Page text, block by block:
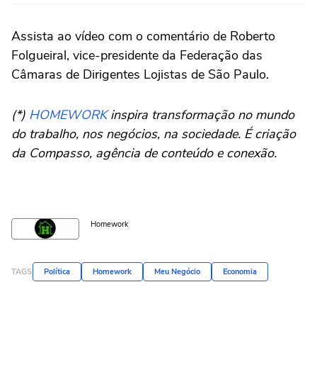
Assista ao vídeo com o comentário de Roberto
Folgueiral, vice-presidente da Federação das
Câmaras de Dirigentes Lojistas de São Paulo.
(*) HOMEWORKinspira transformação no mundo
do trabalho, nos negócios, na sociedade. É criação
da Compasso, agência de conteúdo e conexão.
Homework
TAGS Política Homework Meu Negócio Economia